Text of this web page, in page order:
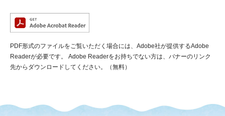
PDF形式のファイルをご覧いただく場合には、Adobe社が提供するAdobe
Readerが必要です。
Adobe Readerをお持ちでない方は、バナーのリンク
先からダウンロードしてください。（無料）